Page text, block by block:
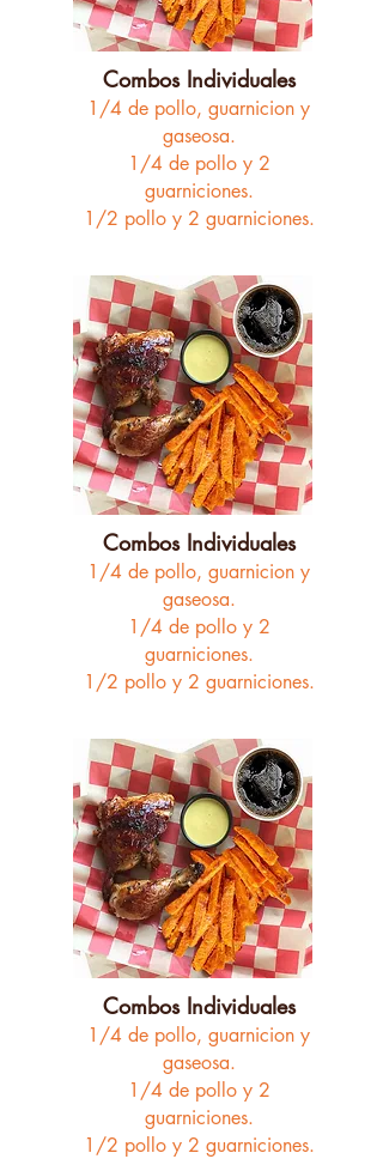
Combos Individuales
1/4 de pollo, guarnicion y
gaseosa.
1/4 de pollo y 2
guarniciones.
1/2 pollo y 2 guarniciones.
Combos Individuales
1/4 de pollo, guarnicion y
gaseosa.
1/4 de pollo y 2
guarniciones.
1/2 pollo y 2 guarniciones.
Combos Individuales
1/4 de pollo, guarnicion y
gaseosa.
1/4 de pollo y 2
guarniciones.
1/2 pollo y 2 guarniciones.